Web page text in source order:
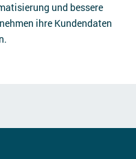
und bessere
ihre Kundendaten